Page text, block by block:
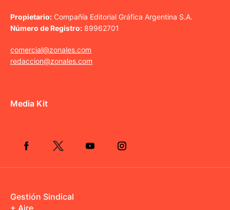
Propietario: Compañía Editorial Gráfica Argentina S.A.
Número de Registro: 89962701
comercial@zonales.com
redaccion@zonales.com
Media Kit
Gestión Sindical
+ Aire